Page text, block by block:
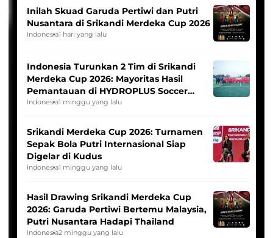
Inilah Skuad Garuda Pertiwi dan Putri
Nusantara di Srikandi Merdeka Cup 2026
Indonesia1 hari yang lalu
Indonesia Turunkan 2 Tim di Srikandi
Merdeka Cup 2026: Mayoritas Hasil
Pemantauan di HYDROPLUS Soccer
League
Indonesia1 minggu yang lalu
Srikandi Merdeka Cup 2026: Turnamen
Sepak Bola Putri Internasional Siap
Digelar di Kudus
Indonesia1 minggu yang lalu
Hasil Drawing Srikandi Merdeka Cup
2026: Garuda Pertiwi Bertemu Malaysia,
Putri Nusantara Hadapi Thailand
Indonesia2 minggu yang lalu